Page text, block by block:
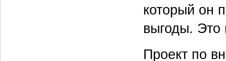
который он
выгоды. Это
Проект по